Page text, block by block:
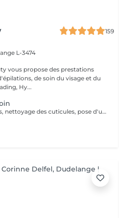
159
L-3474
vous propose des prestations
de soin du visage et du
Hy...
Mise en forme des ongles, nettoyage des cuticules, pose d'une base de vernis SOIN et crème.